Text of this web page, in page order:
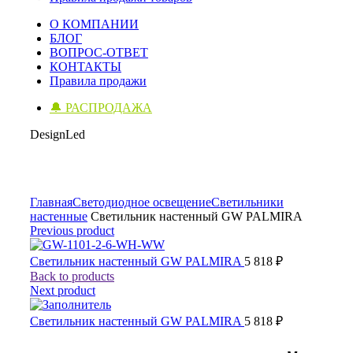
О КОМПАНИИ
БЛОГ
ВОПРОС-ОТВЕТ
КОНТАКТЫ
Правила продажи
🔔 РАСПРОДАЖА
DesignLed
ГлавнаяСветодиодное освещениеСветильники
настенные Светильник настенный GW PALMIRA
Previous product
Светильник настенный GW PALMIRA 5 818 ₽
Back to products
Next product
Светильник настенный GW PALMIRA 5 818 ₽